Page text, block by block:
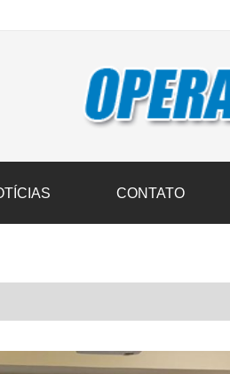
civil transportam 3,6 mil
CONTATO